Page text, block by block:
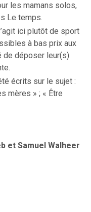
les mamans solos,
Le temps.
ici plutôt de sport
à bas prix aux
de déposer leur(s)
écrits sur le sujet :
mères » ; « Être
et Samuel Walheer